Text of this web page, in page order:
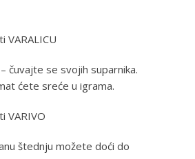
VARALICU
čuvajte se svojih suparnika.
ćete sreće u igrama.
VARIVO
štednju možete doći do